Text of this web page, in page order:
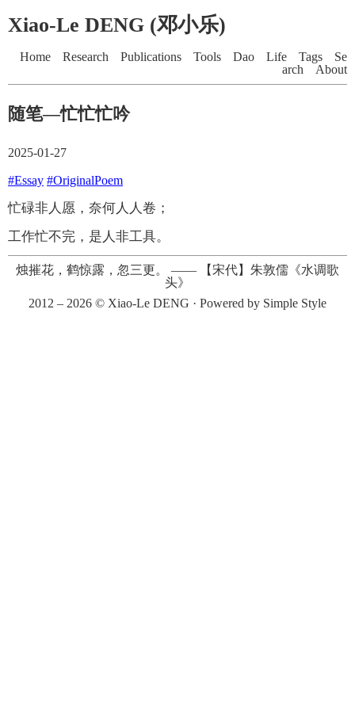
Xiao-Le DENG (邓小乐)
Home Research Publications Tools Dao Life Tags
Se
arch
About
随笔—忙忙忙吟
2025-01-27
#Essay #OriginalPoem
忙碌非人愿，奈何人人卷；
工作忙不完，是人非工具。
烛摧花，鹤惊露，忽三更。 ——
【宋代】朱敦儒《水调歌
头》
2012 – 2026 © Xiao-Le DENG · Powered by Simple Style